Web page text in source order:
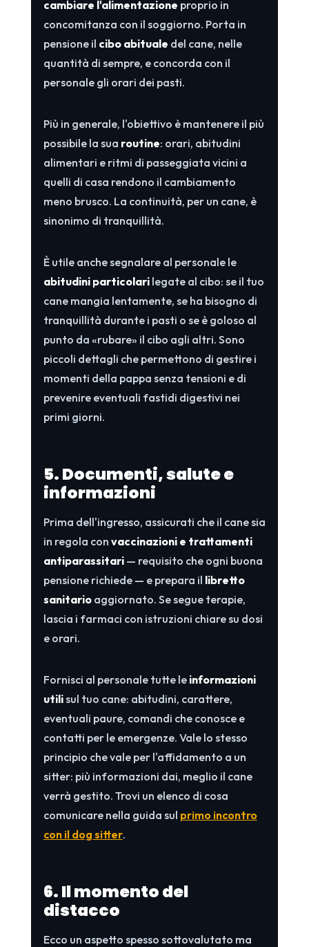
cambiare l'alimentazione proprio in
concomitanza con il soggiorno. Porta in
pensione il cibo abituale del cane, nelle
quantità di sempre, e concorda con il
personale gli orari dei pasti.
Più in generale, l'obiettivo è mantenere il più
possibile la sua routine: orari, abitudini
alimentari e ritmi di passeggiata vicini a
quelli di casa rendono il cambiamento
meno brusco. La continuità, per un cane, è
sinonimo di tranquillità.
È utile anche segnalare al personale le
abitudini particolarilegate al cibo: se il tuo
cane mangia lentamente, se ha bisogno di
tranquillità durante i pasti o se è goloso al
punto da «rubare» il cibo agli altri. Sono
piccoli dettagli che permettono di gestire i
momenti della pappa senza tensioni e di
prevenire eventuali fastidi digestivi nei
primi giorni.
5. Documenti, salute e
informazioni
Prima dell'ingresso, assicurati che il cane sia
in regola con vaccinazioni e trattamenti
antiparassitari— requisito che ogni buona
pensione richiede — e prepara il libretto
sanitarioaggiornato. Se segue terapie,
lascia i farmaci con istruzioni chiare su dosi
e orari.
Fornisci al personale tutte le informazioni
utilisul tuo cane: abitudini, carattere,
eventuali paure, comandi che conosce e
contatti per le emergenze. Vale lo stesso
principio che vale per l'affidamento a un
sitter: più informazioni dai, meglio il cane
verrà gestito. Trovi un elenco di cosa
comunicare nella guida sul primo incontro
con il dog sitter.
6. Il momento del
distacco
Ecco un aspetto spesso sottovalutato ma